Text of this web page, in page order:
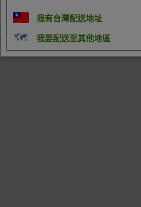
我有台灣配送地址
我要配送至其他地區